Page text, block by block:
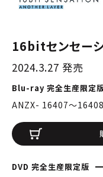
16bitセンセー
2024.3.27 発売
Blu-ray 完全生産限定
ANZX- 16407〜
DVD 完全生産限定版